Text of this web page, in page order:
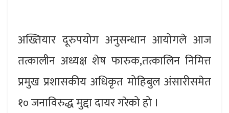
अख्तियार दूरुपयोग अनुसन्धान आयोगले आज
तत्कालीन अध्यक्ष शेष फारुक,तत्कालिन निमित्त
प्रमुख प्रशासकीय अधिकृत मोहिबुल अंसारीसमेत
१० जनाविरुद्ध मुद्दा दायर गरेको हो ।